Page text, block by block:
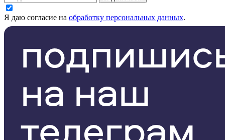
Я даю согласие на обработку персональных данных.